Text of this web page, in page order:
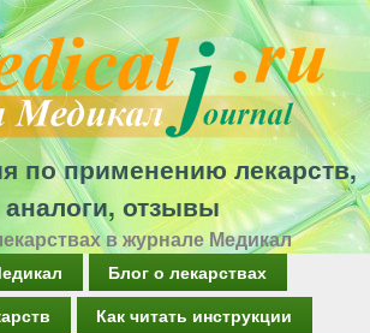
Перейти
к
основному
содержанию
по применению лекарств,
аналоги, отзывы
в журнале Медикал
Блог о лекарствах
Как читать инструкции